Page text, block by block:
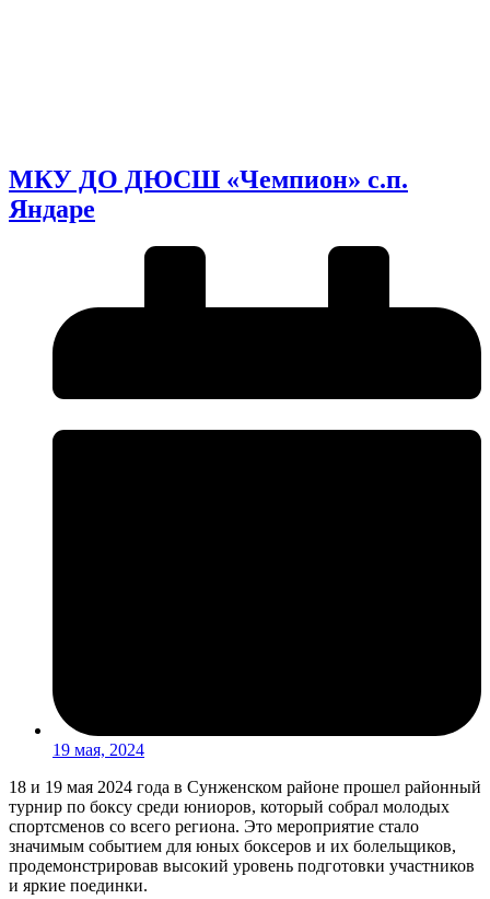
МКУ ДО ДЮСШ «Чемпион» с.п.
Яндаре
19 мая, 2024
18 и 19 мая 2024 года в Сунженском районе прошел районный
турнир по боксу среди юниоров, который собрал молодых
спортсменов со всего региона. Это мероприятие стало
значимым событием для юных боксеров и их болельщиков,
продемонстрировав высокий уровень подготовки участников
и яркие поединки.